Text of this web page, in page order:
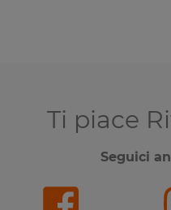
Ti piace
Seguici